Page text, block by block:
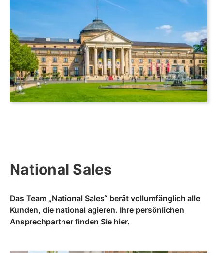
National Sales
Das Team „National Sales“ berät vollumfänglich alle
Kunden, die national agieren. Ihre persönlichen
Ansprechpartner finden Sie hier.